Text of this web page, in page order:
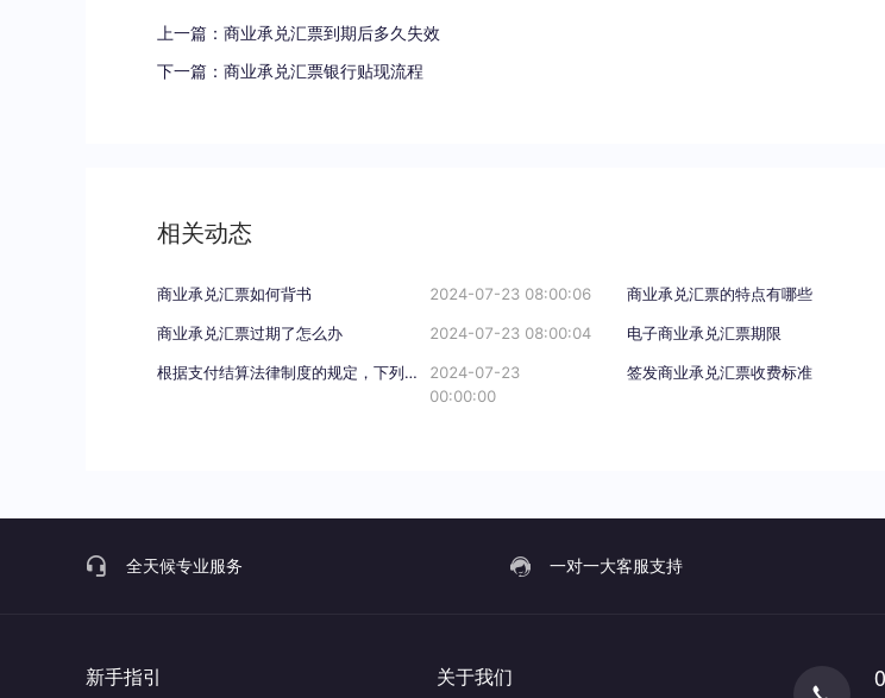
上一篇： 商业承兑汇票到期后多久失效
下一篇： 商业承兑汇票银行贴现流程
相关动态
商业承兑汇票如何背书 2024-07-23 08:00:06 商业承兑汇票的特点有哪些
商业承兑汇票过期了怎么办 2024-07-23 08:00:04 电子商业承兑汇票期限
根据支付结算法律制度的规定，下列关于电子银行承兑汇票持票人向银行申请办理贴现条件的表述中，不正确的是（）。
2024-07-23
00:00:00
签发商业承兑汇票收费标准
全天候专业服务 一对一大客服支持
新手指引 关于我们